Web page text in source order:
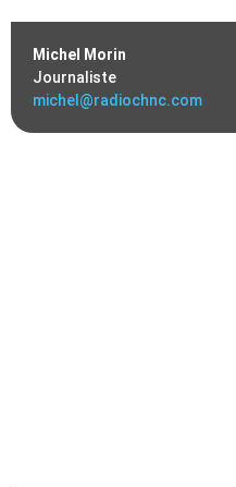
Michel Morin
Journaliste
michel@radiochnc.com